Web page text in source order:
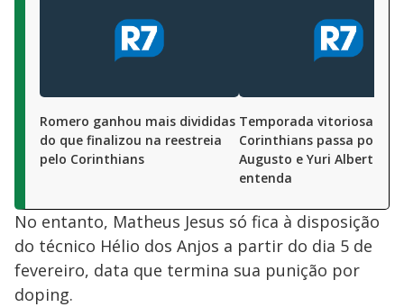
Romero ganhou mais divididas
do que finalizou na reestreia
pelo Corinthians
Temporada vitoriosa do
Corinthians passa por
Augusto e Yuri Alberto;
entenda
No entanto, Matheus Jesus só fica à disposição
do técnico Hélio dos Anjos a partir do dia 5 de
fevereiro, data que termina sua punição por
doping.